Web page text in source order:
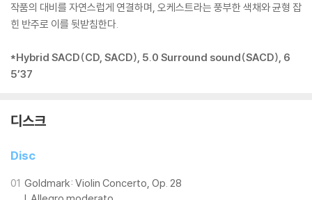
작품의 대비를 자연스럽게 연결하며, 오케스트라는 풍부한 색채와 균형 잡
힌 반주로 이를 뒷받침한다.
*Hybrid SACD(CD, SACD), 5.0 Surround sound(SACD), 6
5’37
디스크
Disc
01 Goldmark: Violin Concerto, Op. 28